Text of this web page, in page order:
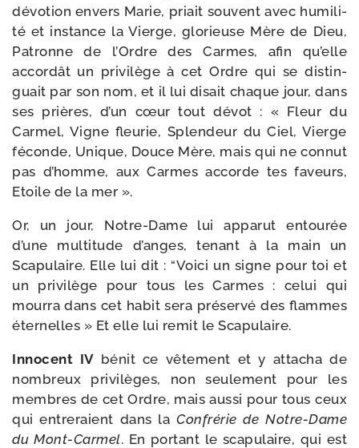
dévo­tion envers Marie, priait sou­vent avec humi­li­
té et ins­tance la Vierge, glo­rieuse Mère de Dieu,
Patronne de l’Ordre des Carmes, afin qu’elle
accor­dât un pri­vi­lège à cet Ordre qui se dis­tin­
guait par son nom, et il lui disait chaque jour, dans
ses prières, d’un cœur tout dévot : « Fleur du
Carmel, Vigne fleu­rie, Splendeur du Ciel, Vierge
féconde, Unique, Douce Mère, mais qui ne connut
pas d’homme, aux Carmes accorde tes faveurs,
Etoile de la mer ».
Or, un jour, Notre-​Dame lui appa­rut entou­rée
d’une mul­ti­tude d’anges, tenant à la main un
Scapulaire. Elle lui dit : “Voici un signe pour toi et
un pri­vi­lège pour tous les Carmes : celui qui
mour­ra dans cet habit sera pré­ser­vé des flammes
éter­nelles » Et elle lui remit le Scapulaire.
Innocent IVbénit ce vête­ment et y atta­cha de
nom­breux pri­vi­lèges, non seule­ment pour les
membres de cet Ordre, mais aus­si pour tous ceux
qui entre­raient dans la Confrérie de Notre-​Dame
du Mont-​Carmel. En por­tant le sca­pu­laire, qui est